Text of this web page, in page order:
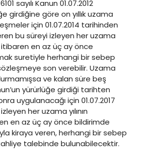
sayılı Kanun 01.07.2012
girdiğine göre on yıllık uzama
için 01.07.2014 tarihinden
bu süreyi izleyen her uzama
itibaren en az üç ay önce
suretiyle herhangi bir sebep
son verebilir. Uzama
ve kalan süre beş
yürürlüğe girdiği tarihten
uygulanacağı için 01.07.2017
her uzama yılının
en az üç ay önce bildirimde
kiraya veren, herhangi bir sebep
talebinde bulunabilecektir.